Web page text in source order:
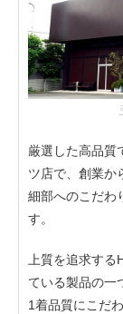
厳選した高品質
ツ店で、創業か
細部へのこだわ
す。
上質を追求す
ている製品の一
1着品質にこだ